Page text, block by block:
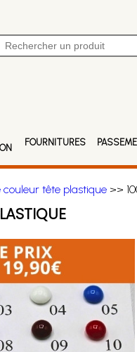
FOURNITURES
couleur tête plastique>>